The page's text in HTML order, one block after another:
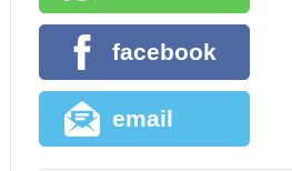
facebook
email